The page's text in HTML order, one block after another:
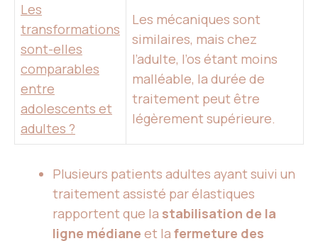
Les
transformations
sont-elles
comparables
entre
adolescents et
adultes ?
Les mécaniques sont
similaires, mais chez
l’adulte, l’os étant moins
malléable, la durée de
traitement peut être
légèrement supérieure.
Plusieurs patients adultes ayant suivi un
traitement assisté par élastiques
rapportent que la stabilisation de la
ligne médiane et la fermeture des